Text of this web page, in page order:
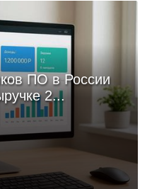
ПО в России
2...